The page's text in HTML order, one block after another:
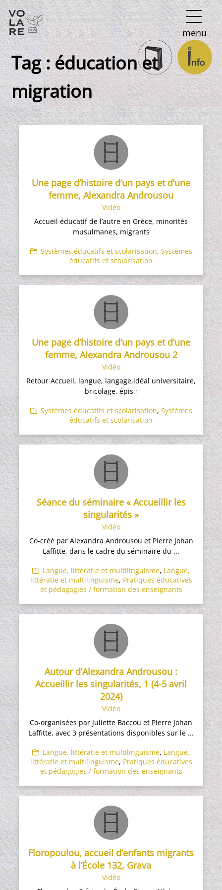
Navigation
principale
menu
Tag :éducation et
migration
Une page d’histoire d’un pays et d’une
femme, Alexandra Androusou
Vidéo
Accueil éducatif de l’autre en Grèce, minorités
musulmanes, migrants
Systèmes éducatifs et scolarisation, Systèmes
éducatifs et scolarisation
Une page d’histoire d’un pays et d’une
femme, Alexandra Androusou 2
Vidéo
Retour Accueil, langue, langage,idéal universitaire,
bricolage, épis ;
Systèmes éducatifs et scolarisation, Systèmes
éducatifs et scolarisation
Séance du séminaire « Accueillir les
singularités »
Vidéo
Co-créé par Alexandra Androusou et Pierre Johan
Laffitte, dans le cadre du séminaire du ...
Langue, littératie et multilinguisme, Langue,
littératie et multilinguisme, Pratiques éducatives
et pédagogies / formation des enseignants
Autour d’Alexandra Androusou :
Accueillir les singularités, 1 (4-5 avril
2024)
Vidéo
Co-organisées par Juliette Baccou et Pierre Johan
Laffitte, avec 3 présentations disponibles sur le ...
Langue, littératie et multilinguisme, Langue,
littératie et multilinguisme, Pratiques éducatives
et pédagogies / formation des enseignants
Floropoulou, accueil d’enfants migrants
à l’École 132, Grava
Vidéo